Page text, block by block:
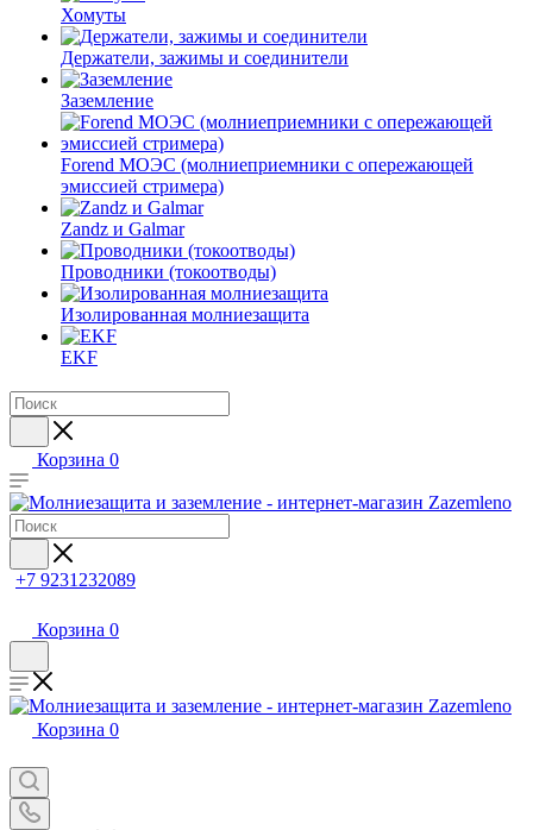
Хомуты
Держатели, зажимы и соединители
Заземление
Forend МОЭС (молниеприемники с опережающей
эмиссией стримера)
Zandz и Galmar
Проводники (токоотводы)
Изолированная молниезащита
EKF
Корзина 0
+7 9231232089
Корзина 0
Корзина 0